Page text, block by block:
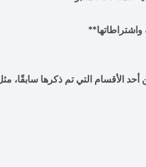
الأقسام التي تم ذكرها سابقًا،